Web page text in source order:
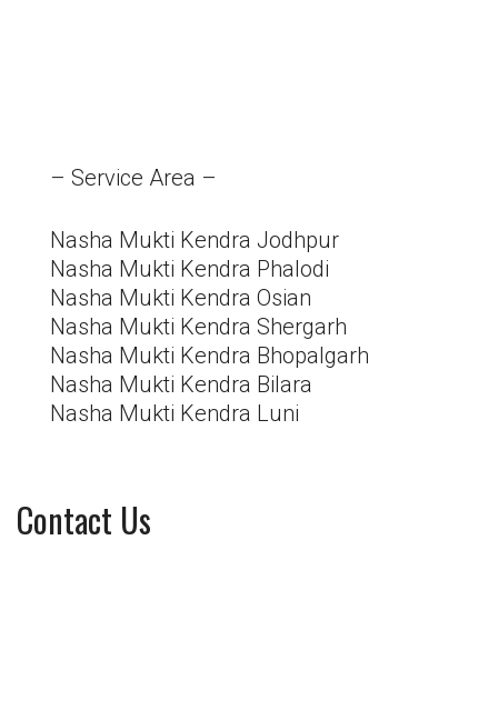
– Service Area –
Nasha Mukti Kendra Jodhpur
Nasha Mukti Kendra Phalodi
Nasha Mukti Kendra Osian
Nasha Mukti Kendra Shergarh
Nasha Mukti Kendra Bhopalgarh
Nasha Mukti Kendra Bilara
Nasha Mukti Kendra Luni
Contact Us